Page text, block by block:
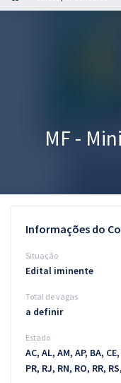
residências em saúde do
Graduação
Questões grátis
Blog
Aprovados
Atendimento
MF -
Informações do
Situação
Edital iminente
Total de vagas
a definir
Estado
AC, AL, AM, AP, BA,
PR, RJ, RN, RO, RR,